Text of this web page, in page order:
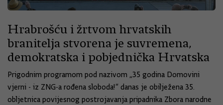
Hrabrošću i žrtvom hrvatskih
branitelja stvorena je suvremena,
demokratska i pobjednička Hrvatska
Prigodnim programom pod nazivom „35 godina Domovini
vjerni - iz ZNG-a rođena sloboda!“ danas je obilježena 35.
obljetnica povijesnog postrojavanja pripadnika Zbora narodne